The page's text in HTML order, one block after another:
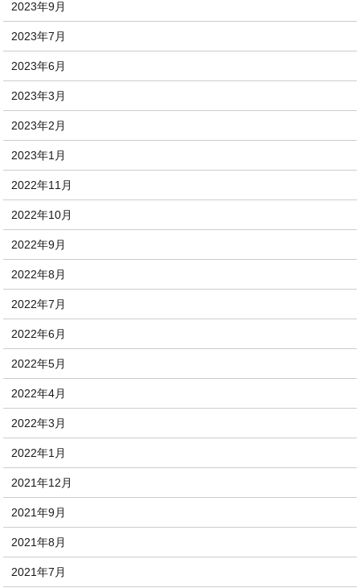
2023年9月
2023年7月
2023年6月
2023年3月
2023年2月
2023年1月
2022年11月
2022年10月
2022年9月
2022年8月
2022年7月
2022年6月
2022年5月
2022年4月
2022年3月
2022年1月
2021年12月
2021年9月
2021年8月
2021年7月